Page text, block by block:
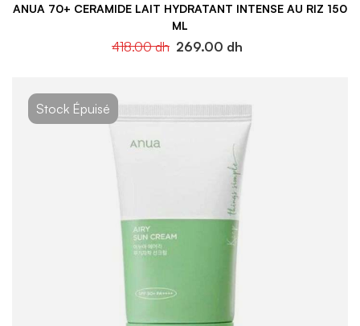
ANUA 70+ CERAMIDE LAIT HYDRATANT INTENSE AU RIZ 150
ML
418.00dh 269.00 dh